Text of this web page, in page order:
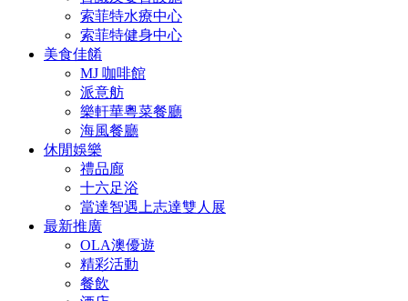
索菲特水療中心
索菲特健身中心
美食佳餚
MJ 咖啡館
派意舫
樂軒華粵菜餐廳
海風餐廳
休閒娛樂
禮品廊
十六足浴
當達智遇上志達雙人展
最新推廣
OLA澳優遊
精彩活動
餐飲